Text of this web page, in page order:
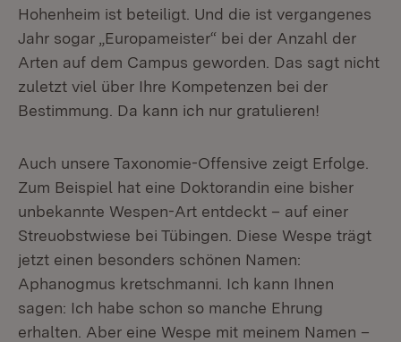
Hohenheim ist beteiligt. Und die ist vergangenes
Jahr sogar „Europameister“ bei der Anzahl der
Arten auf dem Campus geworden. Das sagt nicht
zuletzt viel über Ihre Kompetenzen bei der
Bestimmung. Da kann ich nur gratulieren!
Auch unsere Taxonomie-Offensive zeigt Erfolge.
Zum Beispiel hat eine Doktorandin eine bisher
unbekannte Wespen-Art entdeckt – auf einer
Streuobstwiese bei Tübingen. Diese Wespe trägt
jetzt einen besonders schönen Namen:
Aphanogmus kretschmanni. Ich kann Ihnen
sagen: Ich habe schon so manche Ehrung
erhalten. Aber eine Wespe mit meinem Namen –